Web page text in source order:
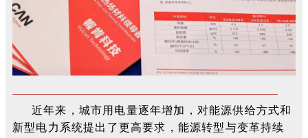
近年来，城市用电量逐年增加，对能源供给方式和
新型电力系统提出了更高要求，能源转型与变革持续